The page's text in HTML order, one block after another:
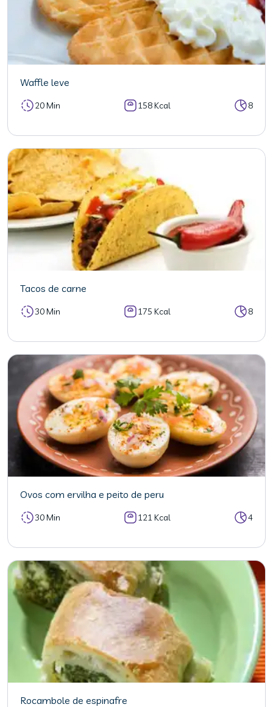
Waffle leve
20 Min 158 Kcal 8
Tacos de carne
30 Min 175 Kcal 8
Ovos com ervilha e peito de peru
30 Min 121 Kcal 4
Rocambole de espinafre